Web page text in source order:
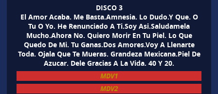
DISCO 3
El Amor Acaba. Me Basta.Amnesia. Lo Dudo.Y Que. O
Tu O Yo. He Renunciado A Ti.Soy Asi.Saludamela
Mucho.Ahora No. Quiero Morir En Tu Piel. Lo Que
Quedo De Mi. Tu Ganas.Dos Amores.Voy A Llenarte
Toda. Ojala Que Te Mueras. Grandeza Mexicana.Piel De
Azucar. Dele Gracias A La Vida. 40 Y 20.
MDV1
MDV2